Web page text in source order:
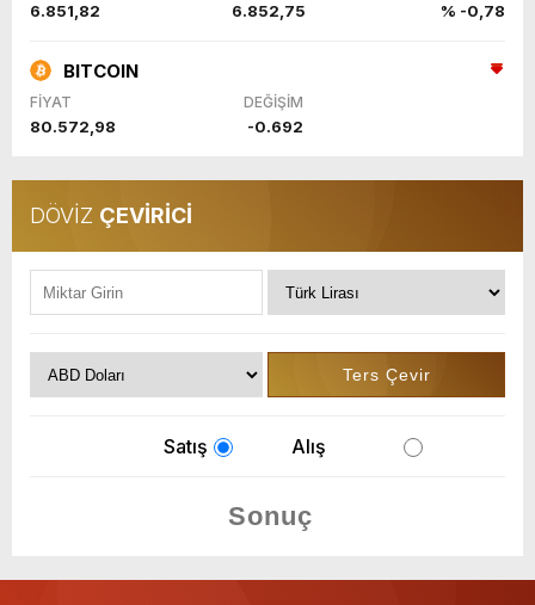
6.851,82 6.852,75 % -0,78
BITCOIN
FİYAT DEĞİŞİM
80.572,98 -0.692
DÖVİZ ÇEVİRİCİ
Satış Alış